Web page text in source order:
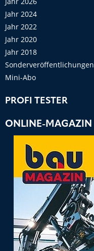
Jahr 2024
Jahr 2022
Jahr 2020
Jahr 2018
Sonderveröffentlichungen
Mini-Abo
PROFI TESTER
ONLINE-MAGAZIN